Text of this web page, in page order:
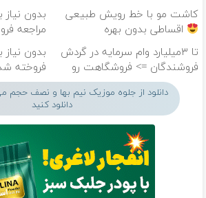
کاشت مو با خط رویش طبیعی
اقساطی بدون بهره
بدون نیاز
مراجعه
تا ۳میلیارد وام سرمایه در گردش
فروشندگان => فروشگاهت رو
ثبت کن
بدون
فروخته
دانلود از جلوه موزیک نیم بها و نصف حجم
دانلود کنید